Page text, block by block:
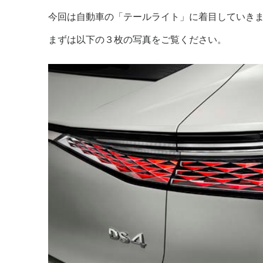
今回は自動車の「テールライト」に着目していき
まずは以下の３枚の写真をご覧ください。